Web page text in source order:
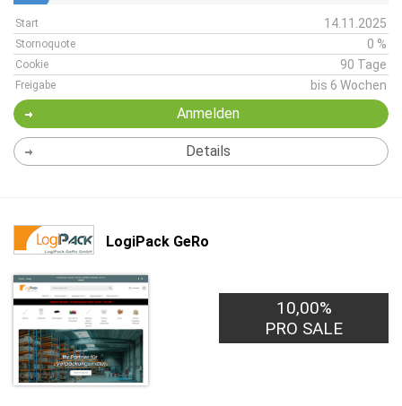
Start 14.11.2025
Stornoquote 0 %
Cookie 90 Tage
Freigabe bis 6 Wochen
Anmelden
Details
LogiPack GeRo
10,00%
PRO SALE